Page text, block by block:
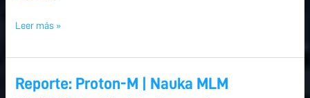
Leer más »
Reporte: Proton-M | Nauka MLM
Reporte: